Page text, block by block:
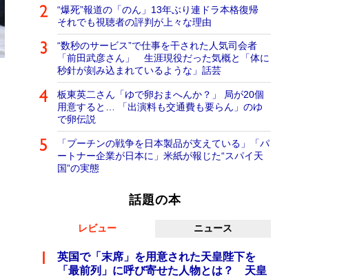
“爆死”報道の「のん」13年ぶり連ドラ本格復帰
それでも視聴者の評判が上々な理由
“数秒のサービス”で仕事を干された人気司会者
「前田武彦さん」 生涯現役だった気概と「体に
秒針が刻み込まれているような」話芸
板東英二さん「ゆで卵おまへんか？」 局が20個
用意すると… 「出演料も交通費も要らん」のゆ
で卵伝説
「プーチンの戦争を日本製品が支えている」「パ
ートナー企業が日本に」米紙が報じた“スパイ天
国”の実態
話題の本
レビュー ニュース
英国で「末席」を用意された天皇陛下を
「最前列」に呼び寄せた人物とは？ 天皇